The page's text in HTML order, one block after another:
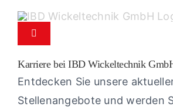
Inhalt
springenNavigation
Produkte
Service
Karriere bei IBD Wickeltechnik
Entdecken Sie unsere
Stellenangebote und werden